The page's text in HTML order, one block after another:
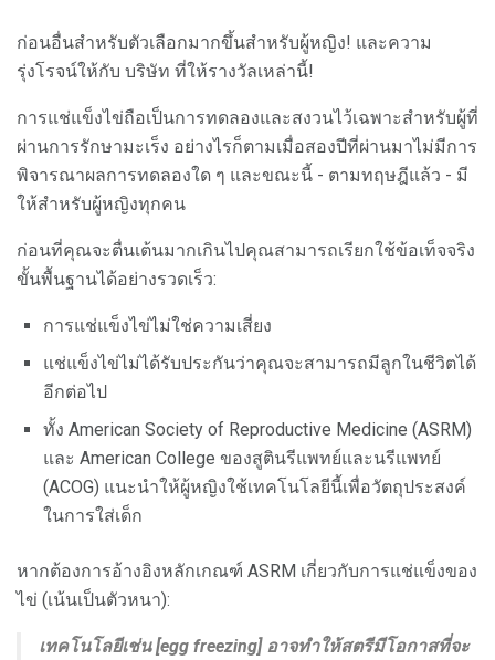
ก่อนอื่นสำหรับตัวเลือกมากขึ้นสำหรับผู้หญิง! และความ
รุ่งโรจน์ให้กับ บริษัท ที่ให้รางวัลเหล่านี้!
การแช่แข็งไข่ถือเป็นการทดลองและสงวนไว้เฉพาะสำหรับผู้ที่
ผ่านการรักษามะเร็ง อย่างไรก็ตามเมื่อสองปีที่ผ่านมาไม่มีการ
พิจารณาผลการทดลองใด ๆ และขณะนี้ - ตามทฤษฎีแล้ว - มี
ให้สำหรับผู้หญิงทุกคน
ก่อนที่คุณจะตื่นเต้นมากเกินไปคุณสามารถเรียกใช้ข้อเท็จจริง
ขั้นพื้นฐานได้อย่างรวดเร็ว:
การแช่แข็งไข่ไม่ใช่ความเสี่ยง
แช่แข็งไข่ไม่ได้รับประกันว่าคุณจะสามารถมีลูกในชีวิตได้
อีกต่อไป
ทั้ง American Society of Reproductive Medicine (ASRM)
และ American College ของสูตินรีแพทย์และนรีแพทย์
(ACOG) แนะนำให้ผู้หญิงใช้เทคโนโลยีนี้เพื่อวัตถุประสงค์
ในการใส่เด็ก
หากต้องการอ้างอิงหลักเกณฑ์ ASRM เกี่ยวกับการแช่แข็งของ
ไข่ (เน้นเป็นตัวหนา):
เทคโนโลยีเช่น [egg freezing] อาจทำให้สตรีมีโอกาสที่จะ